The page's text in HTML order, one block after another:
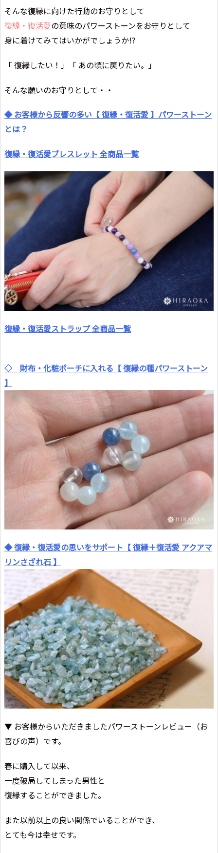
そんな復縁に向けた行動のお守りとして
復縁・復活愛の意味のパワーストーンをお守りとして
身に着けてみてはいかがでしょうか!?
「 復縁したい！」「 あの頃に戻りたい。」
そんな願いのお守りとして・・
◆ お客様から反響の多い【 復縁・復活愛 】パワーストーン
とは？
復縁・復活愛ブレスレット 全商品一覧
復縁・復活愛ストラップ 全商品一覧
◇ 財布・化粧ポーチに入れる【 復縁の種パワーストーン
】
◆ 復縁・復活愛の思いをサポート【 復縁＋復活愛 アクアマ
リンさざれ石 】
▼ お客様からいただきましたパワーストーンレビュー（お
喜びの声）です。
春に購入して以来、
一度破局してしまった男性と
復縁することができました。
また以前以上の良い関係でいることができ、
とても今は幸せです。